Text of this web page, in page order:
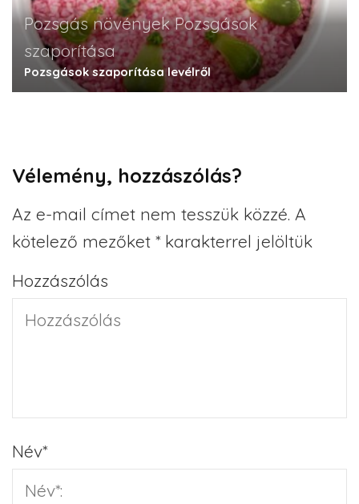
Pozsgás növények Pozsgások
szaporítása
Pozsgások szaporítása levélről
Vélemény, hozzászólás?
Az e-mail címet nem tesszük közzé. A
kötelező mezőket * karakterrel jelöltük
Hozzászólás
Név*